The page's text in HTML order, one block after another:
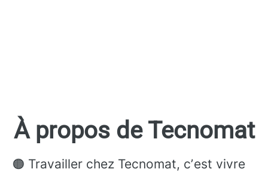
À propos de Tecnomat
🟠 Travailler chez Tecnomat, cʼest vivre